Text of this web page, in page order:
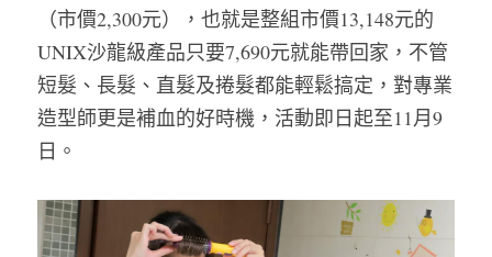
（市價2,300元），也就是整組市價13,148元的
UNIX沙龍級產品只要7,690元就能帶回家，不管
短髮、長髮、直髮及捲髮都能輕鬆搞定，對專業
造型師更是補血的好時機，活動即日起至11月9
日。